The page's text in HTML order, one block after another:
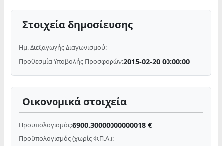
Στοιχεία δημοσίευσης
Ημ. Διεξαγωγής Διαγωνισμού:
Προθεσμία Υποβολής Προσφορών:2015-02-20 00:00:00
Οικονομικά στοιχεία
Προϋπολογισμός:6900.30000000000018 €
Προϋπολογισμός (χωρίς Φ.Π.Α.):